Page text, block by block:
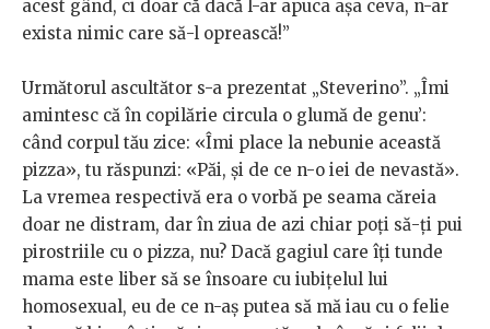
acest gând, ci doar că dacă l-ar apuca așa ceva, n-ar
exista nimic care să-l oprească!”
Următorul ascultător s-a prezentat „Steverino”. „Îmi
amintesc că în copilărie circula o glumă de genu’:
când corpul tău zice: «Îmi place la nebunie această
pizza», tu răspunzi: «Păi, și de ce n-o iei de nevastă».
La vremea respectivă era o vorbă pe seama căreia
doar ne distram, dar în ziua de azi chiar poți să-ți pui
pirostriile cu o pizza, nu? Dacă gagiul care îți tunde
mama este liber să se însoare cu iubițelul lui
homosexual, eu de ce n-aș putea să mă iau cu o felie